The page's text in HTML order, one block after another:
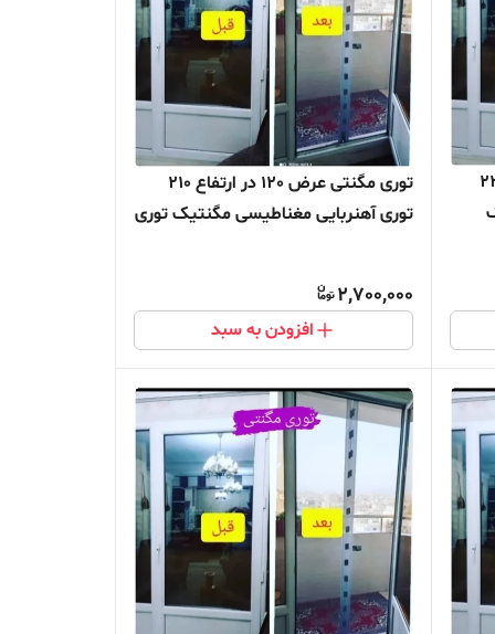
ارتفاع 220
توری مگنتی عرض 120 در ارتفاع 210
توری آهنربایی مغناطیسی مگنتیک توری
2,700,000
افزودن به سبد